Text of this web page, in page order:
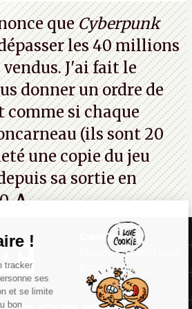
) pourraient faire partie des
puisque Microsoft a confirmé
studio.A.
queCyberpunk
les 40 millions
J'ai fait le
donner un ordre de
comme si chaque
(ils sont 20
une copie du jeu
sa sortie en
A.
Canard PC
Kiosque numérique
Boutique
!
tracker
ses
et se limite
bon